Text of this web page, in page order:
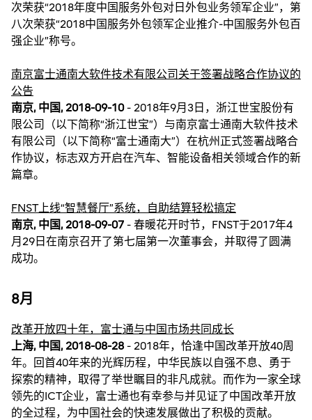
次荣获“2018年度中国服务外包对日外包业务领军企业”，第
八次荣获“2018中国服务外包领军企业推介-中国服务外包百
强企业”称号。
南京富士通南大软件技术有限公司关于签署战略合作协议的
公告
南京, 中国, 2018-09-10- 2018年9月3日，浙江世宝股份有
限公司（以下简称“浙江世宝”）与南京富士通南大软件技术
有限公司（以下简称“富士通南大”）在杭州正式签署战略合
作协议，标志双方开启在汽车、智能设备相关领域合作的新
篇章。
FNST上线“智慧餐厅”系统，自助结算轻松搞定
南京, 中国, 2018-09-07 - 春暖花开时节，FNST于2017年4
月29日在南京召开了第七届第一次董事会，并取得了圆满
成功。
8月
改革开放四十年，富士通与中国市场共同成长
上海, 中国, 2018-08-28 - 2018年，恰逢中国改革开放40周
年。回首40年来的光辉历程，中华民族以自强不息、勇于
探索的精神，取得了举世瞩目的非凡成就。而作为一家全球
领先的ICT企业，富士通也有幸参与并见证了中国改革开放
的全过程，为中国社会的快速发展做出了积极的贡献。